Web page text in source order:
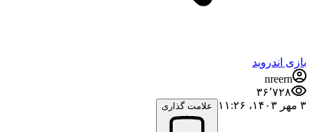
بازی اندروید
nreern
۳۶٬۷۲۸
۳ مهر ۱۴۰۳،‏ ۱۱:۲۶
علامت گذاری